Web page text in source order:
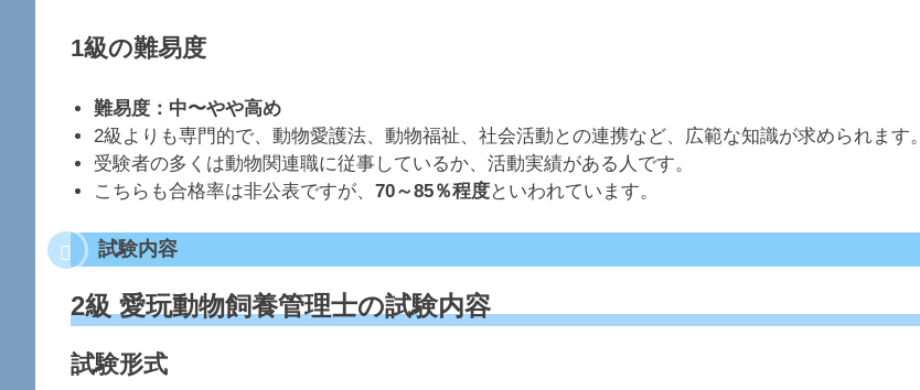
1級の難易度
難易度：中〜やや高め
2級よりも専門的で、動物愛護法、動物福祉、社会活動との連携など、広範な知識が求められます。
受験者の多くは動物関連職に従事しているか、活動実績がある人です。
こちらも合格率は非公表ですが、70～85％程度といわれています。
試験内容
2級 愛玩動物飼養管理士の試験内容
試験形式